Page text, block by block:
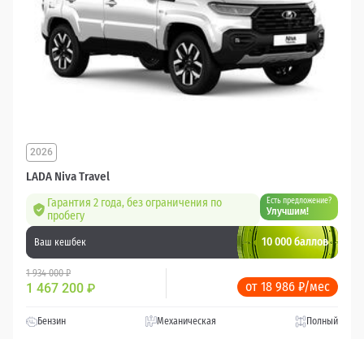
LADA Niva Travel
2026
Гарантия 2 года, без ограничения по
пробегу
Есть предложение?
Улучшим!
Ваш кешбек 10 000 баллов
1 934 000 ₽
1 467 200 ₽ от 18 986 ₽/мес
Бензин Механическая Полный